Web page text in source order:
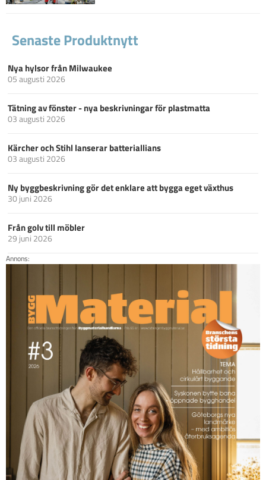
Senaste Produktnytt
Nya hylsor från Milwaukee
05 augusti 2026
Tätning av fönster - nya beskrivningar för plastmatta
03 augusti 2026
Kärcher och Stihl lanserar batteriallians
03 augusti 2026
Ny byggbeskrivning gör det enklare att bygga eget växthus
30 juni 2026
Från golv till möbler
29 juni 2026
Annons: